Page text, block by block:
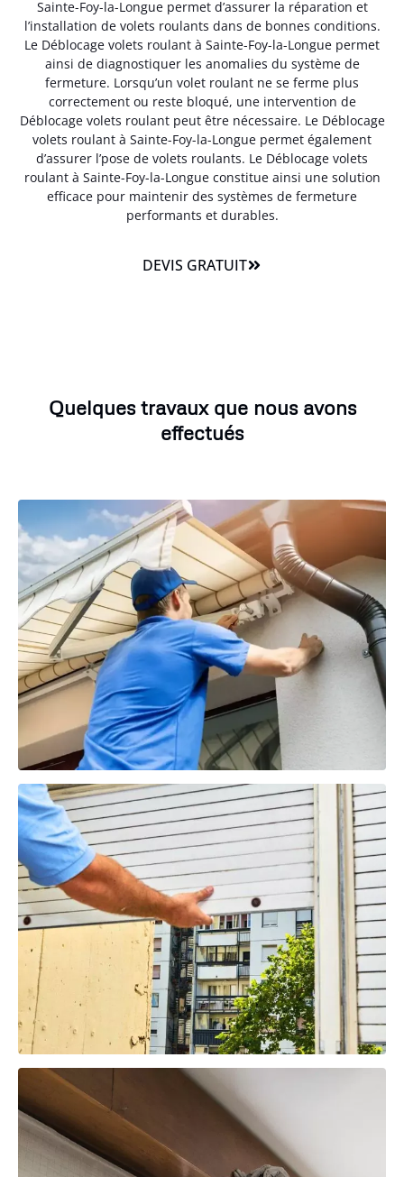
Sainte-Foy-la-Longue permet d’assurer la réparation et
l’installation de volets roulants dans de bonnes conditions.
Le Déblocage volets roulant à Sainte-Foy-la-Longue permet
ainsi de diagnostiquer les anomalies du système de
fermeture. Lorsqu’un volet roulant ne se ferme plus
correctement ou reste bloqué, une intervention de
Déblocage volets roulant peut être nécessaire. Le Déblocage
volets roulant à Sainte-Foy-la-Longue permet également
d’assurer l’pose de volets roulants. Le Déblocage volets
roulant à Sainte-Foy-la-Longue constitue ainsi une solution
efficace pour maintenir des systèmes de fermeture
performants et durables.
DEVIS GRATUIT
Quelques travaux que nous avons
effectués